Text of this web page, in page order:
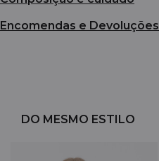
Encomendas e Devoluções
DO MESMO ESTILO